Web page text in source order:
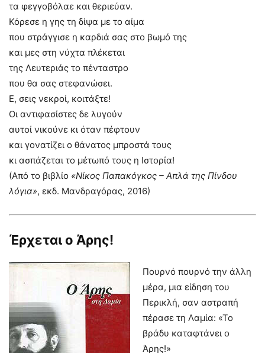
τα φεγγοβόλαε και θεριεύαν.
Κόρεσε η γης τη δίψα με το αίμα
που στράγγισε η καρδιά σας στο βωμό της
και μες στη νύχτα πλέκεται
της Λευτεριάς το πένταστρο
που θα σας στεφανώσει.
Ε, σεις νεκροί, κοιτάξτε!
Οι αντιφασίστες δε λυγούν
αυτοί νικούνε κι όταν πέφτουν
και γονατίζει ο θάνατος μπροστά τους
κι ασπάζεται το μέτωπό τους η Ιστορία!
(Από το βιβλίο «Νίκος Παπακόγκος – Απλά της Πίνδου
λόγια», εκδ. Μανδραγόρας, 2016)
Έρχεται ο Άρης!
Πουρνό πουρνό την άλλη
μέρα, μια είδηση του
Περικλή, σαν αστραπή
πέρασε τη Λαμία: «Το
βράδυ καταφτάνει ο
Άρης!»